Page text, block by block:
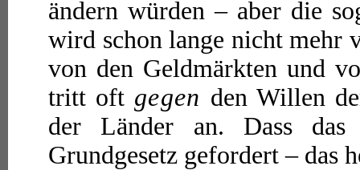
ändern würden – aber die
wird schon lange nicht mehr
von den Geldmärkten und
tritt oft gegen den Willen
der Länder an. Dass
Grundgesetz gefordert – das